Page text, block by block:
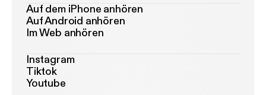
Auf dem iPhone anhören
Auf Android anhören
Im Web anhören
Instagram
Tiktok
Youtube